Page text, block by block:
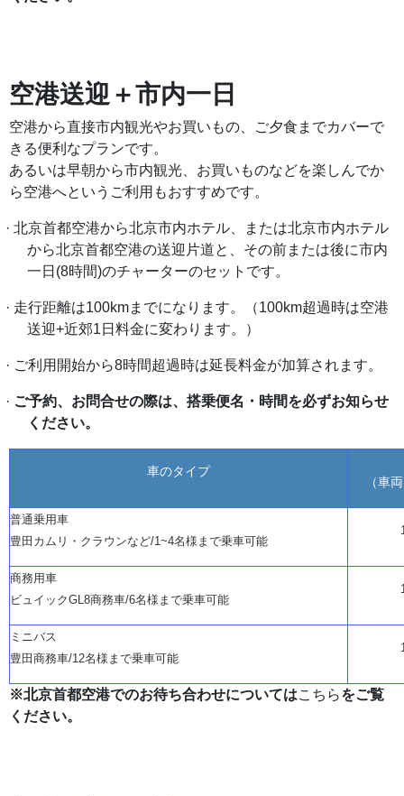
空港送迎＋市内一日
空港から直接市内観光やお買いもの、ご夕食までカバーで
きる便利なプランです。
あるいは早朝から市内観光、お買いものなどを楽しんでか
ら空港へというご利用もおすすめです。
· 北京首都空港から北京市内ホテル、または北京市内ホテル
から北京首都空港の送迎片道と、その前または後に市内
一日 (8時間)のチャーターのセットです。
· 走行距離は100kmまでになります。（100km超過時は空港
送迎+近郊1日料金に変わります。）
· ご利用開始から8時間超過時は延長料金が加算されます。
· ご予約、お問合せの際は、搭乗便名・時間を必ずお知らせ
ください。
車のタイプ
（車両
普通乗用車
豊田カムリ・クラウンなど/1~4名様まで乗車可能
商務用車
ビュイックGL8商務車/6名様まで乗車可能
ミニバス
豊田商務車/12名様まで乗車可能
※北京首都空港でのお待ち合わせについてはこちらをご覧
ください。